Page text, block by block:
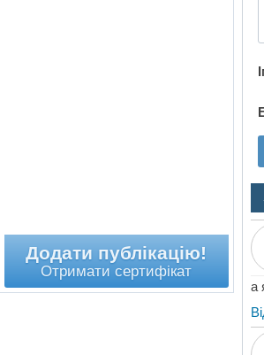
а
Додати публікацію!
Отримати сертифікат